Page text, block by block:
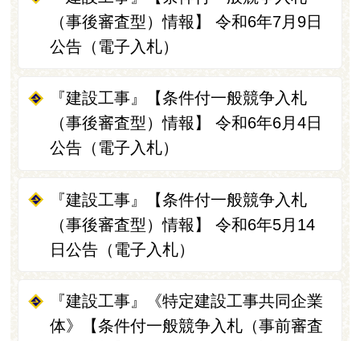
（事後審査型）情報】 令和6年7月9日
公告（電子入札）
『建設工事』【条件付一般競争入札
（事後審査型）情報】 令和6年6月4日
公告（電子入札）
『建設工事』【条件付一般競争入札
（事後審査型）情報】 令和6年5月14
日公告（電子入札）
『建設工事』《特定建設工事共同企業
体》【条件付一般競争入札（事前審査